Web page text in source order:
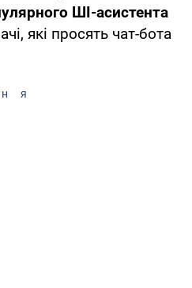
ШІ-асистента
які просять чат-бота